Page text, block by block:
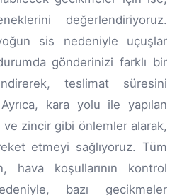
değerlendiriyoruz.
sis nedeniyle uçuşlar
gönderinizi farklı bir
teslimat süresini
kara yolu ile yapılan
ve zincir gibi önlemler alarak,
etmeyi sağlıyoruz. Tüm
hava koşullarının kontrol
bazı gecikmeler